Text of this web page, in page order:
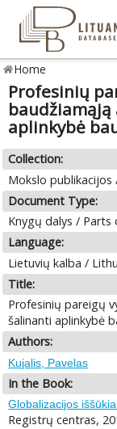
Home
Profesinių
aplinkybė
Collection:
Mokslo publikacijos
Document Type:
Knygų dalys /
Language:
Lietuvių kalba /
Title:
Profesinių pareigų
šalinanti aplinkybė
Authors:
Kujalis, Pavelas
In the Book:
Globalizacijos
Registrų centras,